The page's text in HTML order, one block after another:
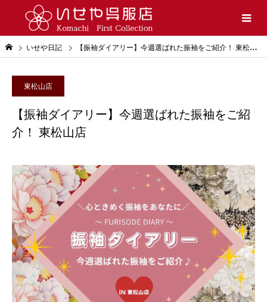
いせや日記 【振袖ダイアリー】今週選ばれた振袖をご紹介！ 東松山店
東松山店
【振袖ダイアリー】今週選ばれた振袖をご紹
介！ 東松山店